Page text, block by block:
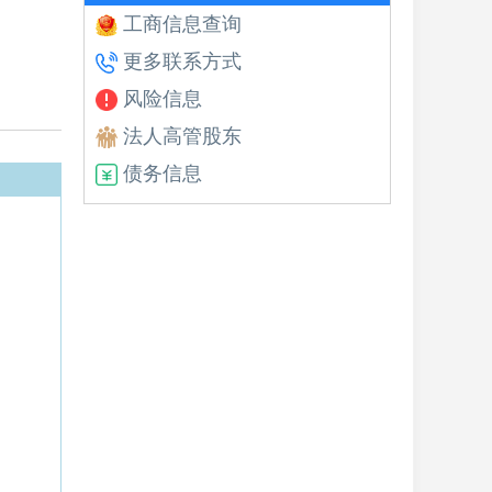
工商信息查询
更多联系方式
风险信息
法人高管股东
债务信息